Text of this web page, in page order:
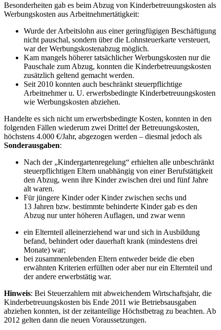
Besonderheiten gab es beim Abzug von Kinderbetreuungskosten als
Werbungskosten aus Arbeitnehmertätigkeit:
Wurde der Arbeitslohn aus einer geringfügigen Beschäf­tigung
nicht pauschal, sondern über die Lohnsteuerkarte versteuert,
war der Werbungskostenabzug möglich.
Kam mangels höherer tatsächlicher Werbungskosten nur die
Pauschale zum Abzug, konnten die Kinderbetreuungskosten
zusätzlich geltend gemacht werden.
Seit 2010 konnten auch beschränkt steuerpflichtige
Arbeitnehmer u. U. erwerbsbedingte Kinderbetreuungskosten
wie Werbungskosten abziehen.
Handelte es sich nicht um erwerbsbedingte Kosten, konnten in den
folgenden Fällen wiederum zwei Drittel der Betreuungskosten,
höchstens 4.000 €/Jahr, abgezogen werden – diesmal jedoch als
Sonderausgaben:
Nach der „Kindergartenregelung“ erhielten alle unbeschränkt
steuerpflichtigen Eltern unabhängig von einer Berufstätigkeit
den Abzug, wenn ihre Kinder zwischen drei und fünf Jahre
alt waren.
Für jüngere Kinder oder Kinder zwischen sechs und
13 Jahren bzw. bestimmte behinderte Kinder gab es den
Abzug nur unter höheren Auflagen, und zwar wenn
ein Elternteil alleinerziehend war und sich in Ausbildung
befand, behindert oder dauerhaft krank (mindestens drei
Monate) war;
bei zusammenlebenden Eltern entweder beide die eben
erwähnten Kriterien erfüllten oder aber nur ein Elternteil und
der andere erwerbstätig war.
Hinweis: Bei Steuerzahlern mit abweichendem Wirtschaftsjahr, die
Kinderbetreuungskosten bis Ende 2011 wie Betriebsausgaben
abziehen konnten, ist der zeitanteilige Höchstbetrag zu beachten. Ab
2012 gelten dann die neuen Voraussetzungen.